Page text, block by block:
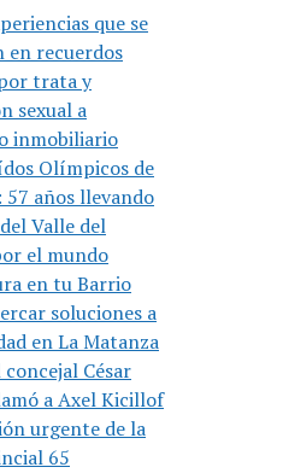
que se
en recuerdos
trata y
sexual a
inmobiliario
Olímpicos de
57 años llevando
Valle del
el mundo
en tu Barrio
soluciones a
en La Matanza
César
a Axel Kicillof
urgente de la
65